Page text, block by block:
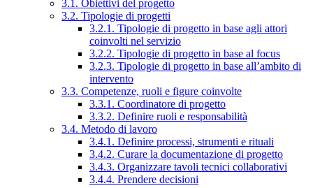
3.1. Obiettivi del progetto
3.2. Tipologie di progetti
3.2.1. Tipologie di progetto in base agli attori
coinvolti nel servizio
3.2.2. Tipologie di progetto in base al focus
3.2.3. Tipologie di progetto in base all’ambito di
intervento
3.3. Competenze, ruoli e figure coinvolte
3.3.1. Coordinatore di progetto
3.3.2. Definire ruoli e responsabilità
3.4. Metodo di lavoro
3.4.1. Definire processi, strumenti e rituali
3.4.2. Curare la documentazione di progetto
3.4.3. Organizzare tavoli tecnici collaborativi
3.4.4. Prendere decisioni